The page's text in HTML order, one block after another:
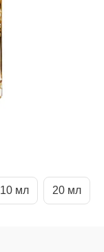
10 мл 20 мл